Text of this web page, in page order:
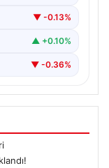
▼ -0.13%
▲ +0.10%
▼ -0.36%